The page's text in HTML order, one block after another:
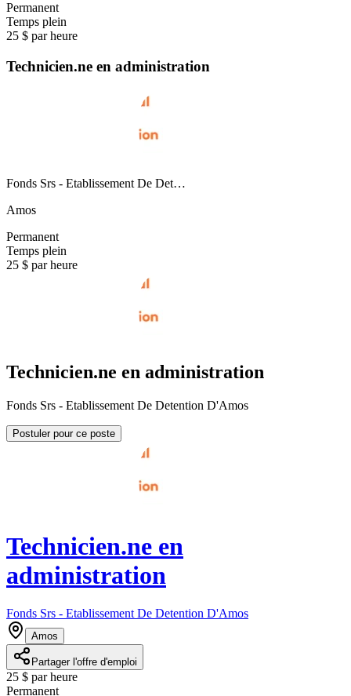
Permanent
Temps plein
25 $ par heure
Technicien.ne en administration
Fonds Srs - Etablissement De Det…
Amos
Permanent
Temps plein
25 $ par heure
Technicien.ne en administration
Fonds Srs - Etablissement De Detention D'Amos
Postuler pour ce poste
Technicien.ne en
administration
Fonds Srs - Etablissement De Detention D'Amos
Amos
Partager l'offre d'emploi
25 $ par heure
Permanent